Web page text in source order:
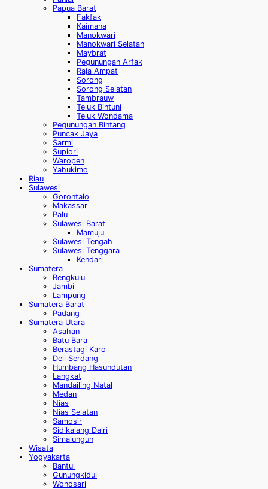
Papua Barat
Fakfak
Kaimana
Manokwari
Manokwari Selatan
Maybrat
Pegunungan Arfak
Raja Ampat
Sorong
Sorong Selatan
Tambrauw
Teluk Bintuni
Teluk Wondama
Pegunungan Bintang
Puncak Jaya
Sarmi
Supiori
Waropen
Yahukimo
Riau
Sulawesi
Gorontalo
Makassar
Palu
Sulawesi Barat
Mamuju
Sulawesi Tengah
Sulawesi Tenggara
Kendari
Sumatera
Bengkulu
Jambi
Lampung
Sumatera Barat
Padang
Sumatera Utara
Asahan
Batu Bara
Berastagi Karo
Deli Serdang
Humbang Hasundutan
Langkat
Mandailing Natal
Medan
Nias
Nias Selatan
Samosir
Sidikalang Dairi
Simalungun
Wisata
Yogyakarta
Bantul
Gunungkidul
Wonosari